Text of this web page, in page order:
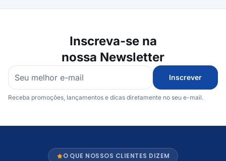
Inscreva-se na
nossa Newsletter
Inscrever
Receba promoções, lançamentos e dicas diretamente no seu e-mail.
O QUE NOSSOS CLIENTES DIZEM